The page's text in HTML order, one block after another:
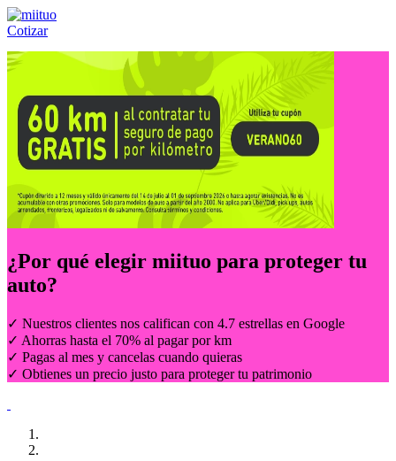
Cotizar
Llámanos al:(55) 84-21-05-00 ó
¿Por qué elegir miituo para proteger tu
auto?
✓ Nuestros clientes nos califican con 4.7 estrellas en Google
✓ Ahorras hasta el 70% al pagar por km
✓ Pagas al mes y cancelas cuando quieras
✓ Obtienes un precio justo para proteger tu patrimonio